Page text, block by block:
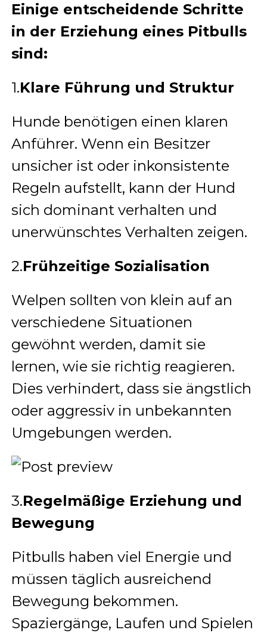
Einige entscheidende Schritte
in der Erziehung eines Pitbulls
sind:
1.Klare Führung und Struktur
Hunde benötigen einen klaren
Anführer. Wenn ein Besitzer
unsicher ist oder inkonsistente
Regeln aufstellt, kann der Hund
sich dominant verhalten und
unerwünschtes Verhalten zeigen.
2.Frühzeitige Sozialisation
Welpen sollten von klein auf an
verschiedene Situationen
gewöhnt werden, damit sie
lernen, wie sie richtig reagieren.
Dies verhindert, dass sie ängstlich
oder aggressiv in unbekannten
Umgebungen werden.
3.Regelmäßige Erziehung und
Bewegung
Pitbulls haben viel Energie und
müssen täglich ausreichend
Bewegung bekommen.
Spaziergänge, Laufen und Spielen